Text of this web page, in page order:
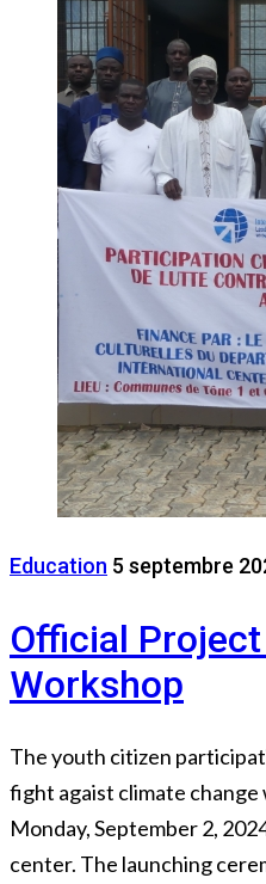
Education 5 septembre
Official
Workshop
The youth citizen
fight agaist climate
Monday, September 2,
center. The launching